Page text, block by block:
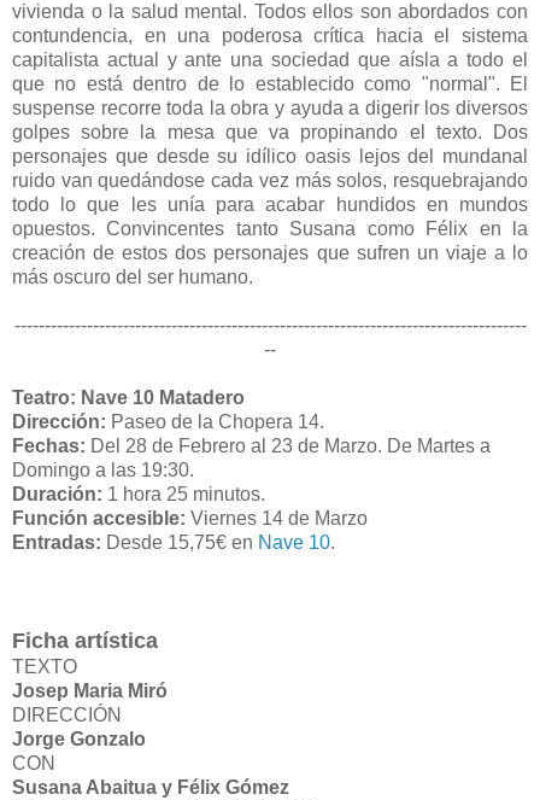
vivienda o la salud mental. Todos ellos son abordados con
contundencia, en una poderosa crítica hacia el sistema
capitalista actual y ante una sociedad que aísla a todo el
que no está dentro de lo establecido como "normal". El
suspense recorre toda la obra y ayuda a digerir los diversos
golpes sobre la mesa que va propinando el texto. Dos
personajes que desde su idílico oasis lejos del mundanal
ruido van quedándose cada vez más solos, resquebrajando
todo lo que les unía para acabar hundidos en mundos
opuestos. Convincentes tanto Susana como Félix en la
creación de estos dos personajes que sufren un viaje a lo
más oscuro del ser humano.
-------------------------------------------------------------------------------------
--
Teatro: Nave 10 Matadero
Dirección: Paseo de la Chopera 14.
Fechas: Del 28 de Febrero al 23 de Marzo. De Martes a
Domingo a las 19:30.
Duración: 1 hora 25 minutos.
Función accesible: Viernes 14 de Marzo
Entradas: Desde 15,75€ en Nave 10.
Ficha artística
TEXTO
Josep Maria Miró
DIRECCIÓN
Jorge Gonzalo
CON
Susana Abaitua y Félix Gómez